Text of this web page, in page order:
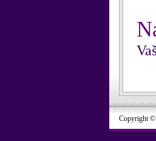
Copyright